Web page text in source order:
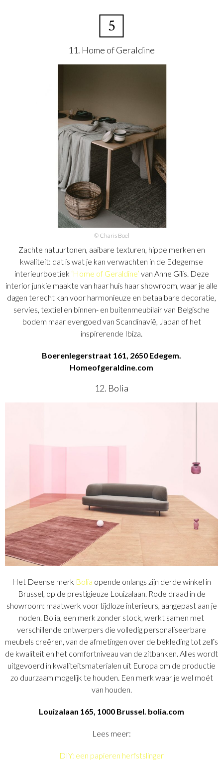
5
11. Home of Geraldine
© Charis Boel
Zachte natuurtonen, aaibare texturen, hippe merken en
kwaliteit: dat is wat je kan verwachten in de Edegemse
interieurboetiek ‘Home of Geraldine’ van Anne Gilis. Deze
interior junkie maakte van haar huis haar showroom, waar je alle
dagen terecht kan voor harmonieuze en betaalbare decoratie,
servies, textiel en binnen- en buitenmeubilair van Belgische
bodem maar evengoed van Scandinavië, Japan of het
inspirerende Ibiza.
Boerenlegerstraat 161, 2650 Edegem.
Homeofgeraldine.com
12. Bolia
Het Deense merk Bolia opende onlangs zijn derde winkel in
Brussel, op de prestigieuze Louizalaan. Rode draad in de
showroom: maatwerk voor tijdloze interieurs, aangepast aan je
noden. Bolia, een merk zonder stock, werkt samen met
verschillende ontwerpers die volledig personaliseerbare
meubels creëren, van de afmetingen over de bekleding tot zelfs
de kwaliteit en het comfortniveau van de zitbanken. Alles wordt
uitgevoerd in kwaliteitsmaterialen uit Europa om de productie
zo duurzaam mogelijk te houden. Een merk waar je wel moét
van houden.
Louizalaan 165, 1000 Brussel. bolia.com
Lees meer:
DIY: een papieren herfstslinger